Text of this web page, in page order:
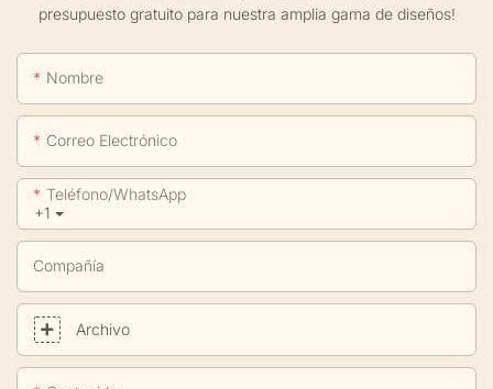
presupuesto gratuito para nuestra amplia gama de diseños!
Nombre
Correo Electrónico
+1
Teléfono/WhatsApp
Compañía
Archivo